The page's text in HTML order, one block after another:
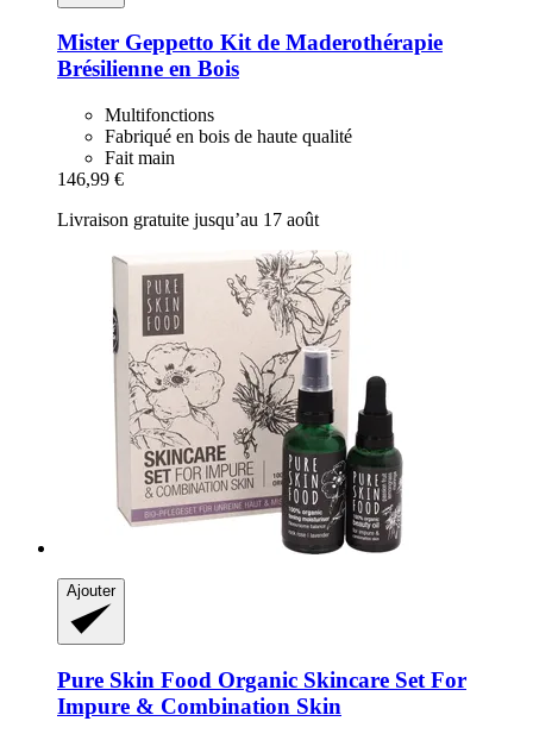
Mister Geppetto Kit de Maderothérapie
Brésilienne en Bois
Multifonctions
Fabriqué en bois de haute qualité
Fait main
146,99 €
Livraison gratuite jusqu’au 17 août
Ajouter
Pure Skin Food Organic Skincare Set For
Impure & Combination Skin